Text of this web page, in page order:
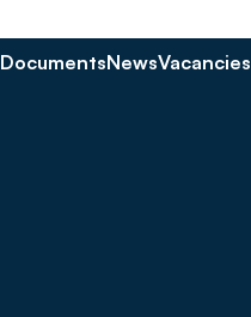
DocumentsNewsVacancies